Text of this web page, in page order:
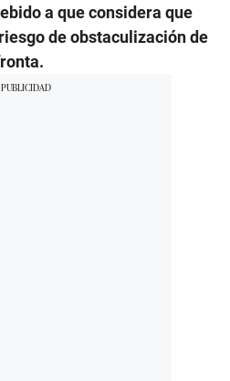
a que considera que
de obstaculización de